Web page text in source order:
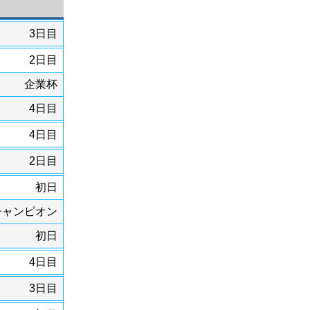
3日目
2日目
企業杯
4日目
4日目
2日目
初日
ンピオン
初日
4日目
3日目